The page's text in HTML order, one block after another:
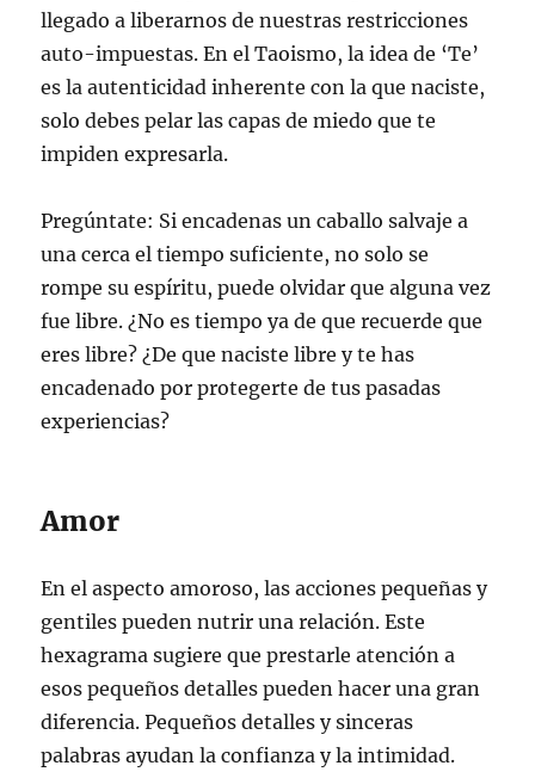
llegado a liberarnos de nuestras restricciones
auto-impuestas. En el Taoismo, la idea de ‘Te’
es la autenticidad inherente con la que naciste,
solo debes pelar las capas de miedo que te
impiden expresarla.
Pregúntate: Si encadenas un caballo salvaje a
una cerca el tiempo suficiente, no solo se
rompe su espíritu, puede olvidar que alguna vez
fue libre. ¿No es tiempo ya de que recuerde que
eres libre? ¿De que naciste libre y te has
encadenado por protegerte de tus pasadas
experiencias?
Amor
En el aspecto amoroso, las acciones pequeñas y
gentiles pueden nutrir una relación. Este
hexagrama sugiere que prestarle atención a
esos pequeños detalles pueden hacer una gran
diferencia. Pequeños detalles y sinceras
palabras ayudan la confianza y la intimidad.